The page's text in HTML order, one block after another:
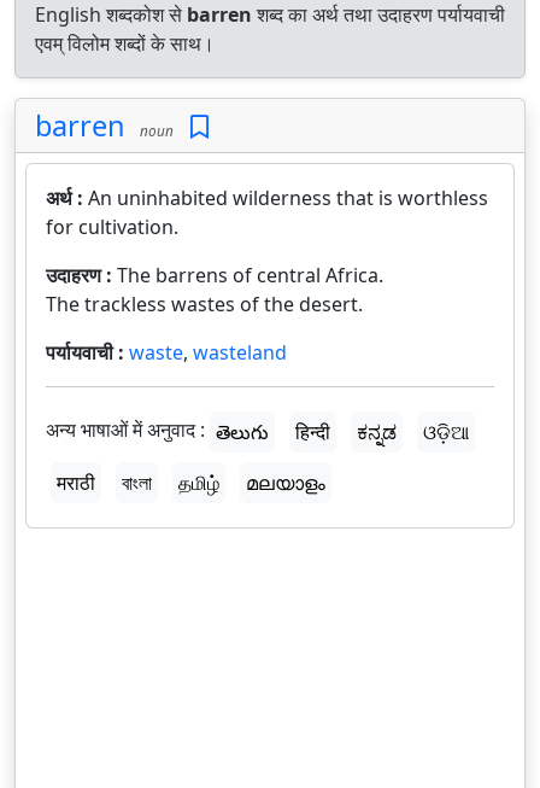
English शब्दकोश से barrenशब्द का अर्थ तथा उदाहरण पर्यायवाची
एवम् विलोम शब्दों के साथ।
barren noun
अर्थ : An uninhabited wilderness that is worthless
for cultivation.
उदाहरण : The barrens of central Africa.
The trackless wastes of the desert.
पर्यायवाची : waste, wasteland
अन्य भाषाओं में अनुवाद : తెలుగు हिन्दी ಕನ್ನಡ
ଓଡ଼ିଆ
मराठी
বাংলা தமிழ் മലയാളം